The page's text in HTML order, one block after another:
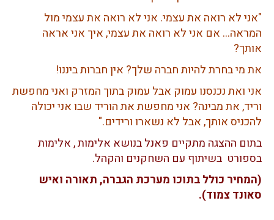
"אני לא רואה את עצמי. אני לא רואה את עצמי מול
המראה… אם אני לא רואה את עצמי, איך אני אראה
אותך?
את מי בחרת להיות חברה שלך? אין חברות ביננו!
אני ואת נכנסנו עמוק אבל עמוק בתוך המזרק ואני מחפשת
וריד, את מבינה? אני מחפשת את הוריד שבו אני יכולה
להכניס אותך, אבל לא נשארו ורידים."
בתום ההצגה מתקיים פאנל בנושא אלימות , אלימות
בספורט בשיתוף עם השחקנים והקהל.
(המחיר כולל בתוכו מערכת הגברה, תאורה ואיש
סאונד צמוד).